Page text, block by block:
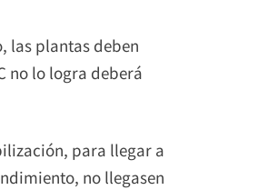
las plantas deben
no lo logra deberá
para llegar a
no llegasen